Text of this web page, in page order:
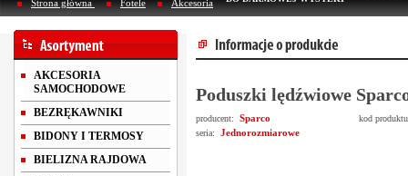
Strona główna Fotele Akcesoria
AKCESORIA
SAMOCHODOWE
BEZRĘKAWNIKI
BIDONY I TERMOSY
BIELIZNA RAJDOWA
Poduszki lędźwiowe
producent: Sparco
kod
seria:
Jednorozmiarowe